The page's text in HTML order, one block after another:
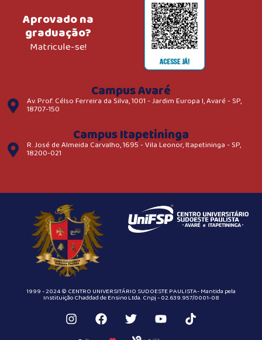
Aprovado na
graduação?
Matricule-se!
Campus Avaré
Av. Prof. Célso Ferreira da Silva, 1001 - Jardim Europa I, Avaré - SP,
18707-150
Campus Itapetininga
R. José de Almeida Carvalho, 1695 - Vila Leonor, Itapetininga - SP,
18200-021
1999 - 2024 © CENTRO UNIVERSITÁRIO SUDOESTE PAULISTA- Mantida pela
Instituição Chaddad de Ensino Ltda. Cnpj - 02.639.957/0001-08